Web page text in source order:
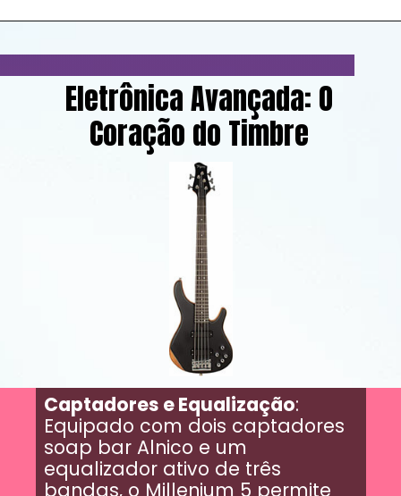
Eletrônica Avançada: O
Coração do Timbre
Captadores e Equalização:
Equipado com dois captadores
soap bar Alnico e um
equalizador ativo de três
bandas, o Millenium 5 permite